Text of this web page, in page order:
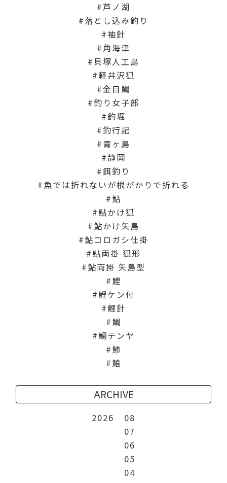
芦ノ湖
落とし込み釣り
袖針
角海津
貝塚人工島
軽井沢狐
金目鯛
釣り女子部
釣堀
釣行記
青ヶ島
静岡
餌釣り
魚では折れないが根がかりで折れる
鮎
鮎かけ狐
鮎かけ矢島
鮎コロガシ仕掛
鮎両掛 狐形
鮎両掛 矢島型
鯉
鯉ケン付
鯉針
鯛
鯛テンヤ
鯵
鱚
ARCHIVE
2026
08
07
06
05
04